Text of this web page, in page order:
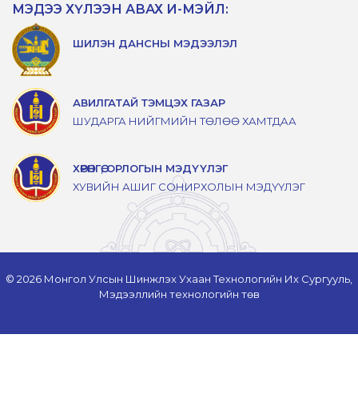
МЭДЭЭ ХҮЛЭЭН АВАХ И-МЭЙЛ:
ШИЛЭН ДАНСНЫ МЭДЭЭЛЭЛ
АВИЛГАТАЙ ТЭМЦЭХ ГАЗАР
ШУДАРГА НИЙГМИЙН ТӨЛӨӨ ХАМТДАА
ХӨРӨНГӨ, ОРЛОГЫН МЭДҮҮЛЭГ
ХУВИЙН АШИГ СОНИРХОЛЫН МЭДҮҮЛЭГ
© 2026 Монгол Улсын Шинжлэх Ухаан Технологийн Их Сургууль,
Мэдээллийн технологийн төв